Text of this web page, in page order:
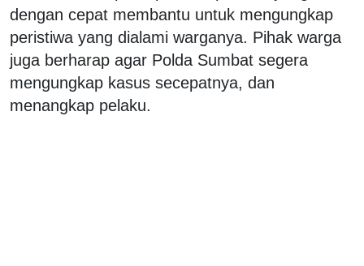
dengan cepat membantu untuk mengungkap
peristiwa yang dialami warganya. Pihak warga
juga berharap agar Polda Sumbat segera
mengungkap kasus secepatnya, dan
menangkap pelaku.